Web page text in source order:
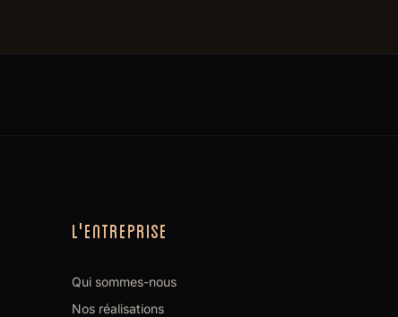
L'ENTREPRISE
Qui sommes-nous
Nos réalisations